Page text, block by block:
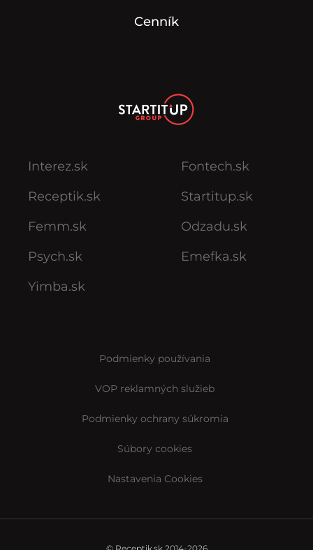
Cenník
Interez.sk
Receptik.sk
Femm.sk
Psych.sk
Yimba.sk
Fontech.sk
Startitup.sk
Odzadu.sk
Emefka.sk
Podmienky používania
VOP reklamných služieb
Podmienky ochrany súkromia
Súbory cookies
Nastavenia Cookies